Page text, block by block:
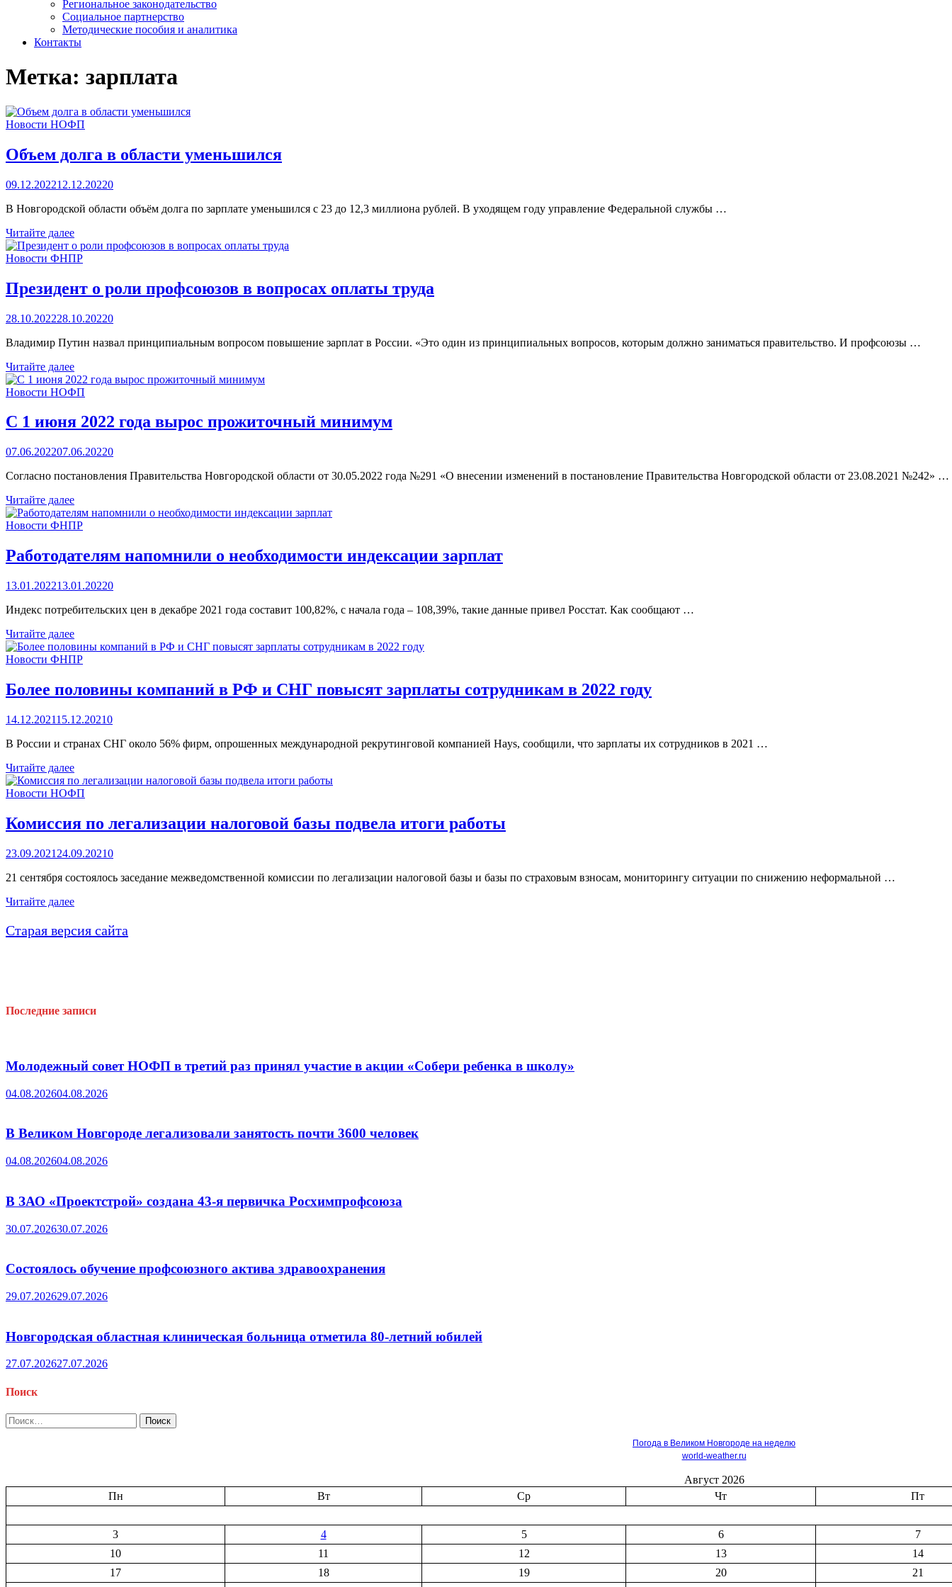
Региональное законодательство
Социальное партнерство
Методические пособия и аналитика
Контакты
Метка: зарплата
Новости НОФП
Объем долга в области уменьшился
09.12.202212.12.20220
В Новгородской области объём долга по зарплате уменьшился с 23 до 12,3 миллиона рублей. В уходящем году управление Федеральной службы …
Объем
долга
в
уменьшился
Читайте далее
Новости ФНПР
Президент о роли профсоюзов в вопросах оплаты труда
28.10.202228.10.20220
Владимир Путин назвал принципиальным вопросом повышение зарплат в России. «Это один из принципиальных вопросов, которым должно заниматься правительство. И профсоюзы …
Президент
о
роли
в
вопросах
труда
Читайте далее
Новости НОФП
С 1 июня 2022 года вырос прожиточный минимум
07.06.202207.06.20220
Согласно постановления Правительства Новгородской области от 30.05.2022 года №291 «О внесении изменений в постановление Правительства Новгородской области от 23.08.2021 №242» …
С
1
июня
года
вырос
минимум
Читайте далее
Новости ФНПР
Работодателям напомнили о необходимости индексации зарплат
13.01.202213.01.20220
Индекс потребительских цен в декабре 2021 года составит 100,82%, с начала года – 108,39%, такие данные привел Росстат. Как сообщают …
Работодателям
напомнили
о
индексации
зарплат
Читайте далее
Новости ФНПР
Более половины компаний в РФ и СНГ повысят зарплаты сотрудникам в 2022 году
14.12.202115.12.20210
В России и странах СНГ около 56% фирм, опрошенных международной рекрутинговой компанией Hays, сообщили, что зарплаты их сотрудников в 2021 …
Более
половины
компаний
РФ
и
повысят
сотрудникам
2022
Читайте далее
Новости НОФП
Комиссия по легализации налоговой базы подвела итоги работы
23.09.2021 24.09.20210
21 сентября состоялось заседание межведомственной комиссии по легализации налоговой базы и базы по страховым взносам, мониторингу ситуации по снижению неформальной …
Комиссия
легализации
налоговой
Читайте далее
Старая версия сайта
Последние записи
Молодежный совет НОФП в третий раз принял участие в акции «Собери ребенка в школу»
04.08.202604.08.2026
В Великом Новгороде легализовали занятость почти 3600 человек
04.08.202604.08.2026
В ЗАО «Проектстрой» создана 43-я первичка Росхимпрофсоюза
30.07.202630.07.2026
Состоялось обучение профсоюзного актива здравоохранения
29.07.202629.07.2026
Новгородская областная клиническая больница отметила 80-летний юбилей
27.07.202627.07.2026
Поиск
Найти:
Погода в Великом Новгороде на неделю
world-weather.ru
Август 2026
Пн
Вт Ср Чт Пт
3 4 5 6
7
10
11 12 13
14
17
18 19 20
21